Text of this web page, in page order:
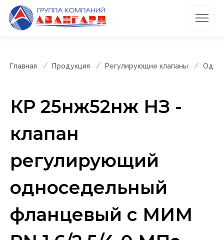
Главная Продукция Регулирующие клапаны
КР 25нж52нж НЗ -
клапан
регулирующий
односедельный
фланцевый с МИМ